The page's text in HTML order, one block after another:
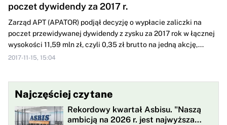
poczet dywidendy za 2017 r.
Zarząd APT (APATOR) podjął decyzję o wypłacie zaliczki na
poczet przewidywanej dywidendy z zysku za 2017 rok w łącznej
wysokości 11,59 mln zł, czyli 0,35 zł brutto na jedną akcję,...
2017-11-15, 15:04
Najczęściej czytane
Rekordowy kwartał Asbisu. "Naszą
ambicją na 2026 r. jest najwyższa